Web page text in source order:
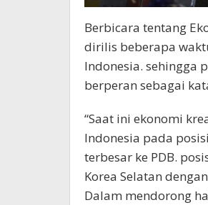
Berbicara tentang
dirilis beberapa
Indonesia. sehingga
berperan sebagai
“Saat ini ekonomi
Indonesia pada
terbesar ke PDB.
Korea Selatan
Dalam mendorong